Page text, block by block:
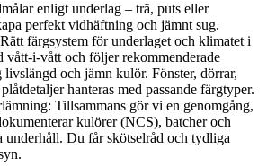
enligt underlag – trä, puts eller
perfekt vidhäftning och jämnt sug.
färgsystem för underlaget och klimatet i
vått-i-vått och följer rekommenderade
och jämn kulör. Fönster, dörrar,
hanteras med passande färgtyper.
Tillsammans gör vi en genomgång,
kulörer (NCS), batcher och
Du får skötselråd och tydliga